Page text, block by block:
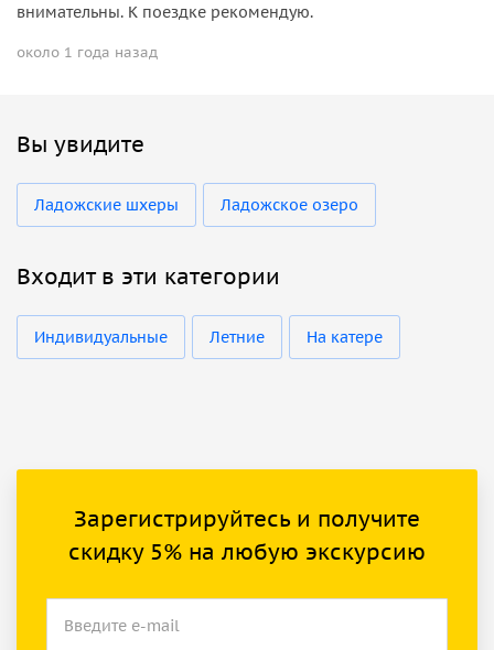
внимательны. К поездке рекомендую.
около 1 года назад
Вы увидите
Ладожские шхеры Ладожское озеро
Входит в эти категории
Индивидуальные Летние На катере
Зарегистрируйтесь и получите
скидку 5% на любую экскурсию